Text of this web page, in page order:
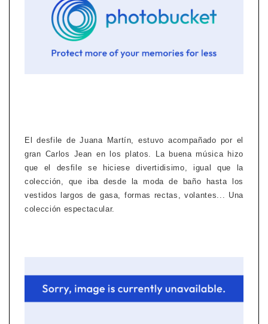
El desfile de Juana Martín, estuvo acompañado por el
gran Carlos Jean en los platos. La buena música hizo
que el desfile se hiciese divertidisimo, igual que la
colección, que iba desde la moda de baño hasta los
vestidos largos de gasa, formas rectas, volantes... Una
colección espectacular.